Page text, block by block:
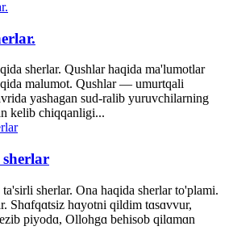
sherlar. Qushlar haqida ma'lumotlar
malumot. Qushlar — umurtqali
yashagan sud-ralib yuruvchilarning
kelib chiqqanligi...
sherlar. Ona haqida sherlar to'plami.
Shɑfqɑtsiz hɑyotni qildim tɑsɑvvur,
piyodɑ, Ollohgɑ behisob qilɑmɑn